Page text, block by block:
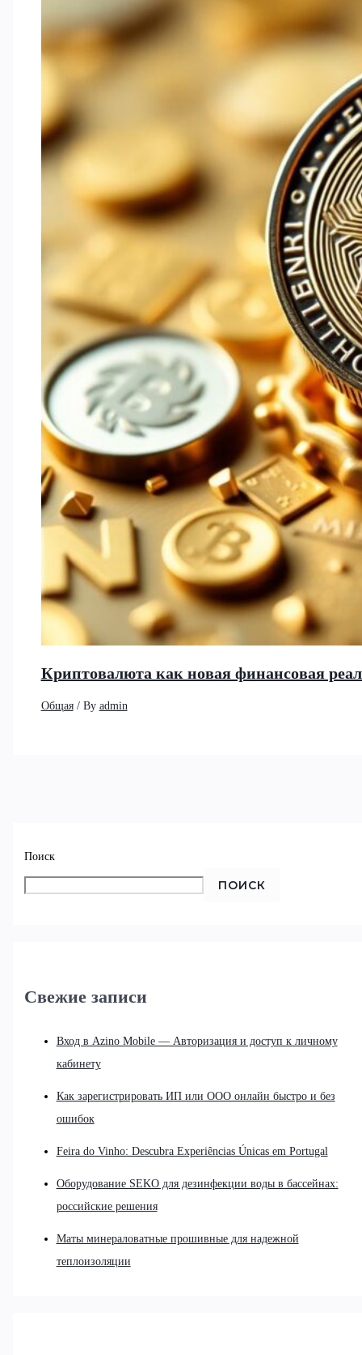
Поиск
ПОИСК
Свежие записи
Вход в Azino Mobile — Авторизация и доступ к личному
кабинету
Как зарегистрировать ИП или ООО онлайн быстро и без
ошибок
Feira do Vinho: Descubra Experiências Únicas em Portugal
Оборудование SEKO для дезинфекции воды в бассейнах:
российские решения
Маты минераловатные прошивные для надежной
теплоизоляции
Криптовалюта как новая финансовая
Общая/ By admin